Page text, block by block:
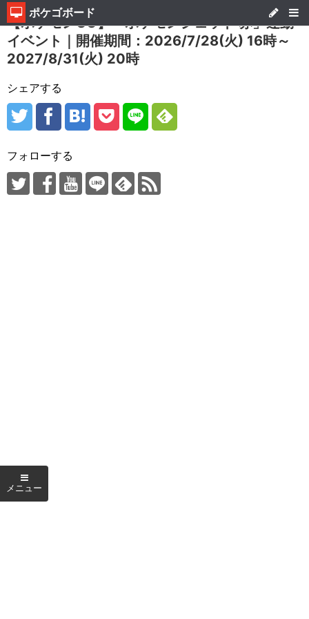
ポケゴボード
【ポケモンGO】「ポケモンジェット 赤」連動
イベント｜開催期間：2026/7/28(火) 16時～
2027/8/31(火) 20時
シェアする
フォローする